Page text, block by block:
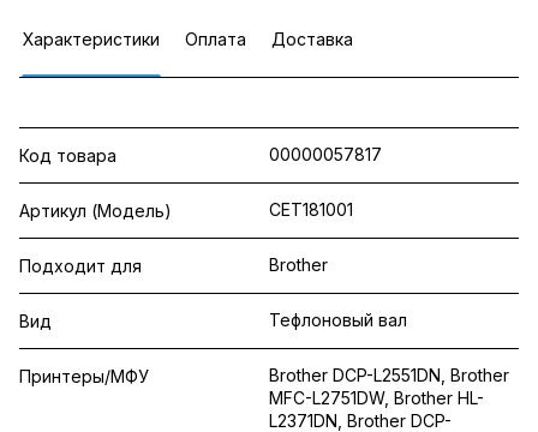
Характеристики Оплата Доставка
Код товара 00000057817
Артикул (Модель) CET181001
Подходит для Brother
Вид Тефлоновый вал
Принтеры/МФУ
Brother DCP-L2551DN, Brother
MFC-L2751DW, Brother HL-
L2371DN, Brother DCP-